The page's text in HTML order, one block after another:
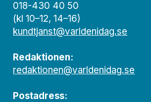
018-430 40 50
(kl 10–12, 14–16)
kundtjanst@varldenidag.se
Redaktionen:
redaktionen@varldenidag.se
Postadress: